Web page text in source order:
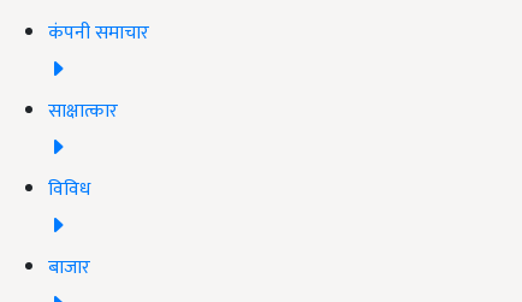
कंपनी समाचार
साक्षात्कार
विविध
बाजार